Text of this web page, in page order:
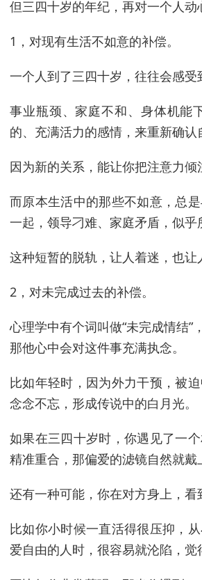
但三四十岁的年纪，再对一个人
1，对现有生活不如意的补偿。
一个人到了三四十岁，往往会感受
事业瓶颈、家庭不和、身体机能
的、充满活力的感情，来重新确认
因为新的关系，能让你把注意力倾
而原本生活中的那些不如意，总
一起，领导刁难、家庭矛盾，似
这种短暂的脱轨，让人着迷，也
2，对未完成过去的补偿。
心理学中有个词叫做“未完成情结
那他心中会对这件事充满执念。
比如年轻时，因为外力干预，被
念念不忘，形成传说中的白月光。
如果在三四十岁时，你遇见了一
精准重合，那偏爱的滤镜自然就戴
还有一种可能，你在对方身上，看
比如你小时候一直活得很压抑，
爱自由的人时，很容易就沦陷，觉